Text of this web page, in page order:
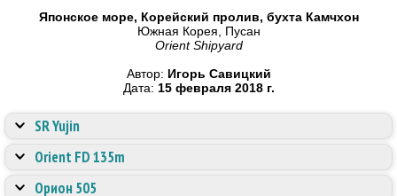
Японское море, Корейский пролив, бухта Камчхон
Южная Корея, Пусан
Orient Shipyard
Автор: Игорь Савицкий
Дата: 15 февраля 2018 г.
SR Yujin
Orient FD 135m
Орион 505